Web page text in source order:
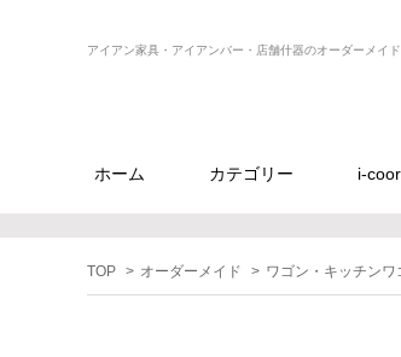
アイアン家具・アイアンバー・店舗什器のオーダーメイ
ホーム カテゴリー i-
TOP > オーダーメイド > ワゴン・キッチンワ